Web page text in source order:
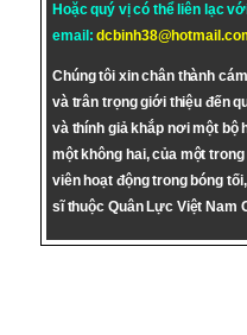
Hoặc quý vị có thể liên lạc
email:
Chúng tôi xin chân thành
và trân trọng giới thiệu đến
và thính giả khắp nơi một bộ
một không hai, của một
viên hoạt động trong bóng
sĩ thuộc Quân Lực Việt Nam